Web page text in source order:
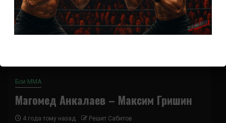
Бои ММА
Магомед Анкалаев – Максим Гришин
4 года тому назад Решит Сабитов